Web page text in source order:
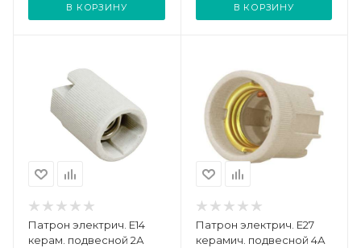
В КОРЗИНУ В КОРЗИНУ
Патрон электрич. E14
керам. подвесной 2А
Патрон электрич. E27
керамич. подвесной 4А